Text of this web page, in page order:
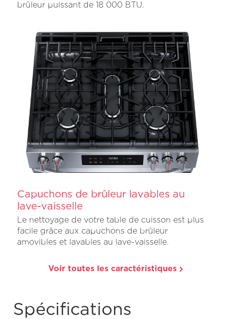
brûleur puissant de 18 000 BTU.
Capuchons de brûleur lavables au
lave-vaisselle
Le nettoyage de votre table de cuisson est plus
facile grâce aux capuchons de brûleur
amovibles et lavables au lave-vaisselle.
Voir toutes les caractéristiques
Spécifications